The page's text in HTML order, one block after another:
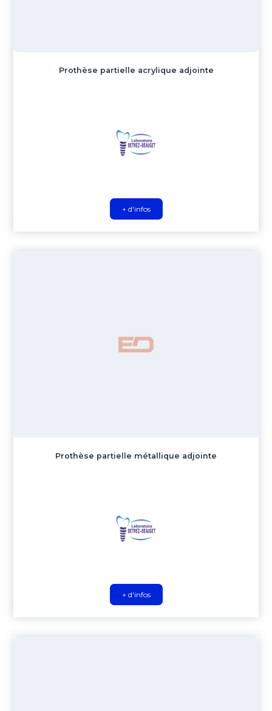
Prothèse partielle acrylique adjointe
+ d'infos
Prothèse partielle métallique adjointe
+ d'infos